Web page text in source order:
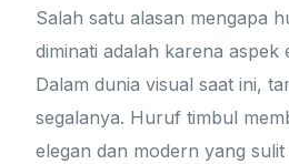
Salah satu alasan mengapa
diminati adalah karena aspek
Dalam dunia visual saat ini,
segalanya. Huruf timbul
elegan dan modern yang